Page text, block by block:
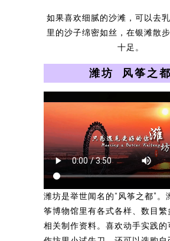
如果喜欢细腻的沙滩，可以去
里的沙子绵密如丝，在银滩散
十足。
潍坊 风筝之都
潍坊是举世闻名的“风筝之都”。
筝博物馆里有各式各样、数目繁
相关制作资料。喜欢动手实践的